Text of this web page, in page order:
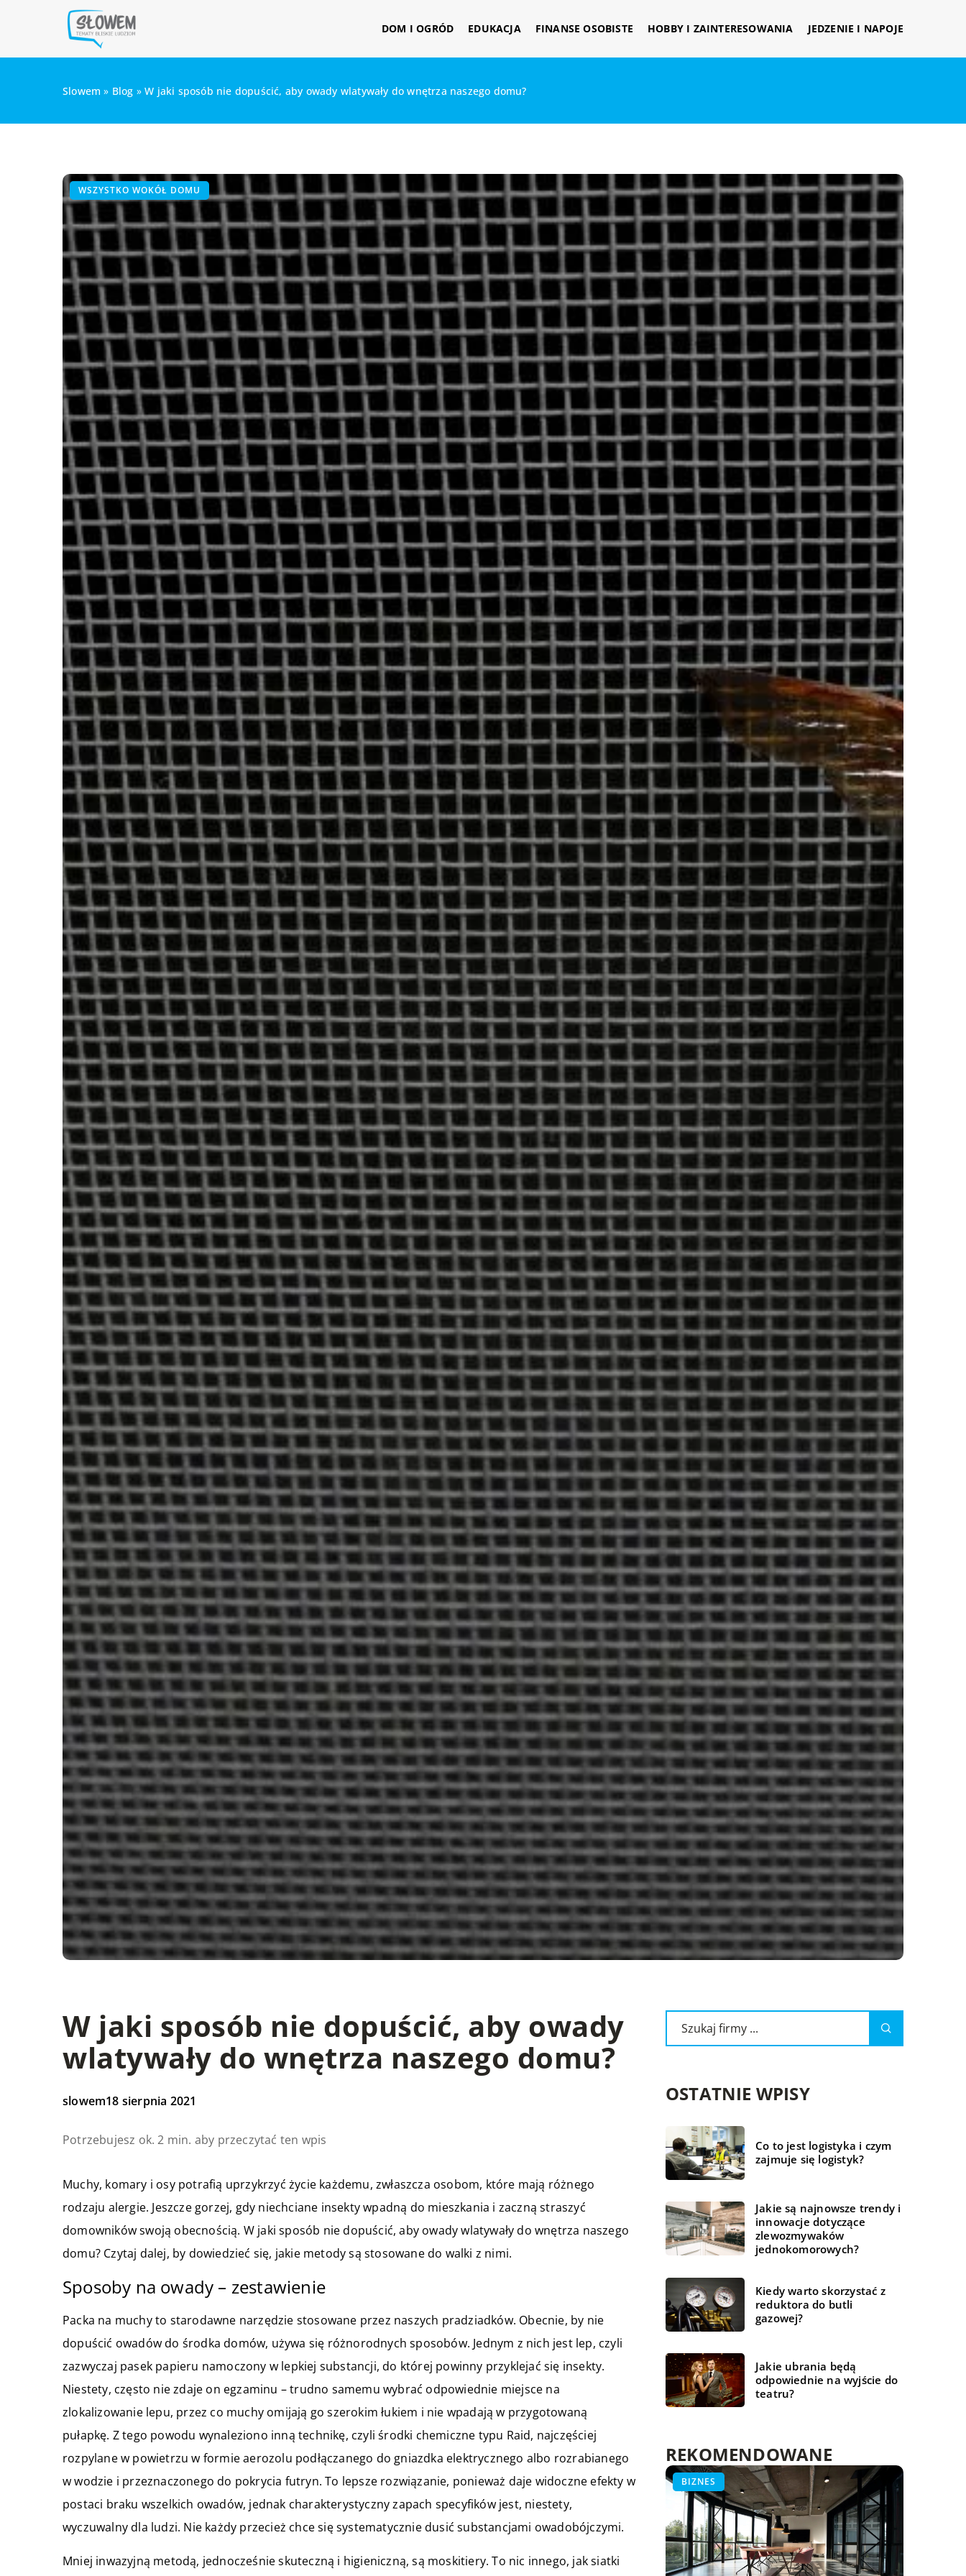
DOM I OGRÓD EDUKACJA FINANSE OSOBISTE HOBBY I ZAINTERESOWANIA JEDZENIE I NAPOJE
Slowem » Blog »W jaki sposób nie dopuścić, aby owady wlatywały do wnętrza naszego domu?
WSZYSTKO WOKÓŁ DOMU
W jaki sposób nie dopuścić, aby owady
wlatywały do wnętrza naszego domu?
slowem18 sierpnia 2021
Potrzebujesz ok. 2 min. aby przeczytać ten wpis
Muchy, komary i osy potrafią uprzykrzyć życie każdemu, zwłaszcza osobom, które mają różnego
rodzaju alergie. Jeszcze gorzej, gdy niechciane insekty wpadną do mieszkania i zaczną straszyć
domowników swoją obecnością. W jaki sposób nie dopuścić, aby owady wlatywały do wnętrza naszego
domu? Czytaj dalej, by dowiedzieć się, jakie metody są stosowane do walki z nimi.
Sposoby na owady – zestawienie
Packa na muchy to starodawne narzędzie stosowane przez naszych pradziadków. Obecnie, by nie
dopuścić owadów do środka domów, używa się różnorodnych sposobów. Jednym z nich jest lep, czyli
zazwyczaj pasek papieru namoczony w lepkiej substancji, do której powinny przyklejać się insekty.
Niestety, często nie zdaje on egzaminu – trudno samemu wybrać odpowiednie miejsce na
zlokalizowanie lepu, przez co muchy omijają go szerokim łukiem i nie wpadają w przygotowaną
pułapkę. Z tego powodu wynaleziono inną technikę, czyli środki chemiczne typu Raid, najczęściej
rozpylane w powietrzu w formie aerozolu podłączanego do gniazdka elektrycznego albo rozrabianego
w wodzie i przeznaczonego do pokrycia futryn. To lepsze rozwiązanie, ponieważ daje widoczne efekty w
postaci braku wszelkich owadów, jednak charakterystyczny zapach specyfików jest, niestety,
wyczuwalny dla ludzi. Nie każdy przecież chce się systematycznie dusić substancjami owadobójczymi.
Mniej inwazyjną metodą, jednocześnie skuteczną i higieniczną, są moskitiery. To nic innego, jak siatki
OSTATNIE WPISY
Co to jest logistyka i czym
zajmuje się logistyk?
Jakie są najnowsze trendy i
innowacje dotyczące
zlewozmywaków
jednokomorowych?
Kiedy warto skorzystać z
reduktora do butli
gazowej?
Jakie ubrania będą
odpowiednie na wyjście do
teatru?
REKOMENDOWANE
TECH
BIZNES
TECH